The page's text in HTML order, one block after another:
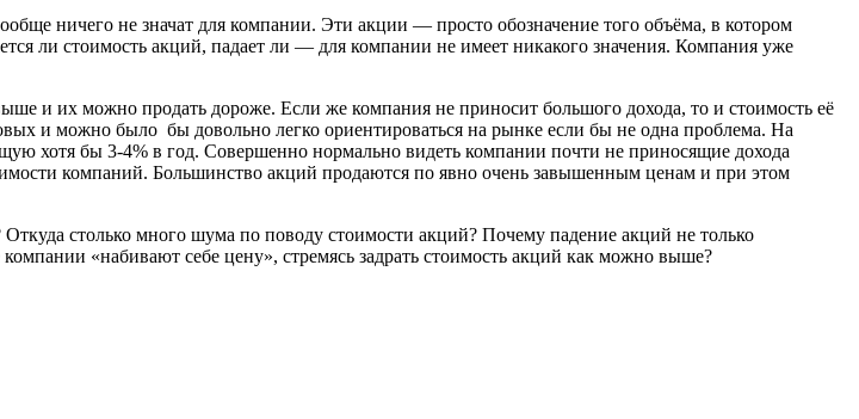
ничего не значат для компании. Эти акции — просто обозначение того объёма, в котором
ли стоимость акций, падает ли — для компании не имеет никакого значения. Компания уже
и их можно продать дороже. Если же компания не приносит большого дохода, то и стоимость её
и можно было бы довольно легко ориентироваться на рынке если бы не одна проблема. На
хотя бы 3-4% в год. Совершенно нормально видеть компании почти не приносящие дохода
компаний. Большинство акций продаются по явно очень завышенным ценам и при этом
столько много шума по поводу стоимости акций? Почему падение акций не только
«набивают себе цену», стремясь задрать стоимость акций как можно выше?